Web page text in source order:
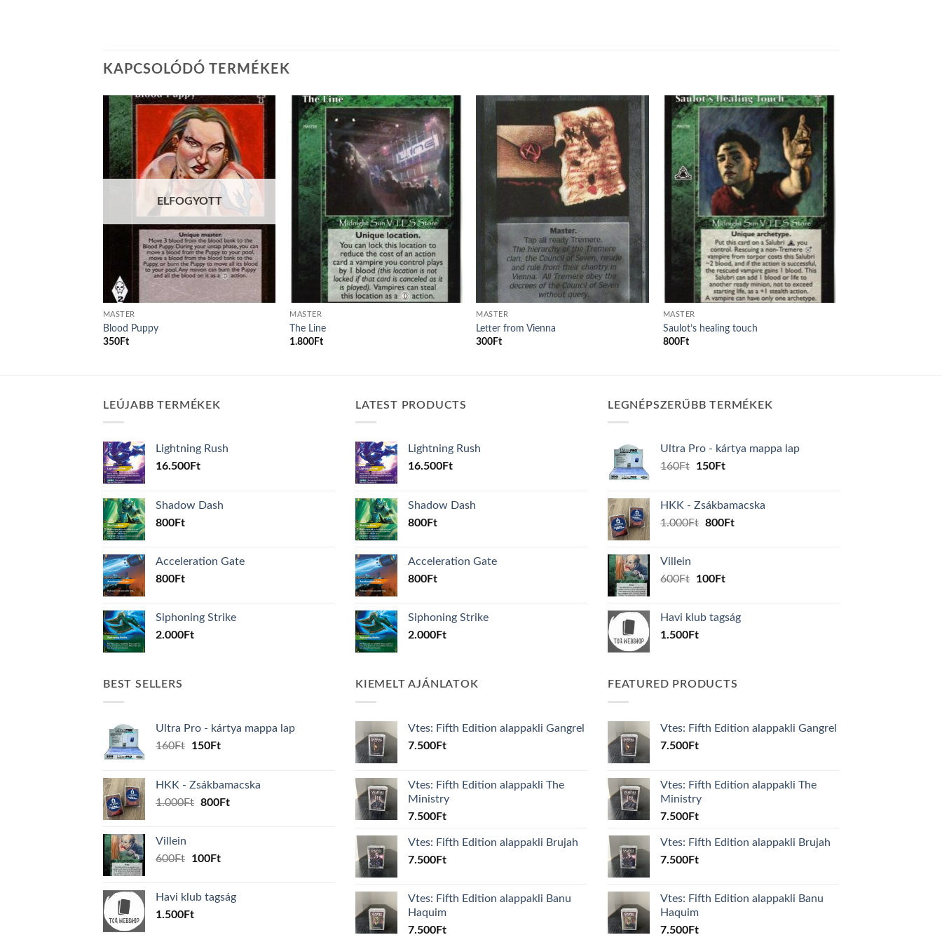
KAPCSOLÓDÓ TERMÉKEK
ELFOGYOTT
MASTER
Blood Puppy
350Ft
Add to
wishlist
MASTER
The Line
1.800 Ft
Add to
wishlist
MASTER
Letter from Vienna
300 Ft
Add to
wishlist
MASTER
Saulot’s healing touch
800Ft
LEÚJABB TERMÉKEK
Lightning Rush
16.500Ft
Shadow Dash
800Ft
Acceleration Gate
800Ft
Siphoning Strike
2.000Ft
LATEST PRODUCTS
Lightning Rush
16.500Ft
Shadow Dash
800Ft
Acceleration Gate
800Ft
Siphoning Strike
2.000Ft
LEGNÉPSZERŰBB TERMÉKEK
Ultra Pro - kártya mappa lap
160Ft
Original
160Ft.
150FtCurrent
150Ft.
HKK - Zsákbamacska
1.000Ft Original
800FtCurrent
Villein
600Ft
Original
600Ft.
100FtCurrent
100Ft.
Havi klub tagság
1.500Ft
BEST SELLERS
Ultra Pro - kártya mappa lap
160Ft
Original
160Ft.
150FtCurrent
150Ft.
HKK - Zsákbamacska
1.000Ft Original
800FtCurrent
Villein
600Ft
Original
600Ft.
100FtCurrent
100Ft.
Havi klub tagság
1.500Ft
KIEMELT AJÁNLATOK
Vtes: Fifth Edition alappakli Gangrel
7.500Ft
Vtes: Fifth Edition alappakli The
Ministry
7.500Ft
Vtes: Fifth Edition alappakli Brujah
7.500Ft
Vtes: Fifth Edition alappakli Banu
Haquim
7.500Ft
FEATURED PRODUCTS
Vtes: Fifth Edition alappakli Gangrel
7.500Ft
Vtes: Fifth Edition alappakli The
Ministry
7.500Ft
Vtes: Fifth Edition alappakli Brujah
7.500Ft
Vtes: Fifth Edition alappakli Banu
Haquim
7.500Ft